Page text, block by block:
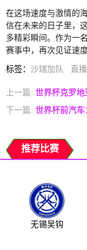
在这场速度与激情的
信在未来的日子里，
多精彩瞬间。作为一
赛事中，再次见证速
标签： 沙瑞加队 直
上一篇: 世界杯克罗
下一篇: 世界杯前汽
推荐比赛
无锡吴钩